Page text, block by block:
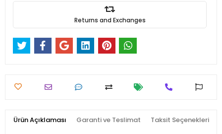
Returns and Exchanges
Ürün Açıklaması Garanti ve Teslimat Taksit Seçenekleri